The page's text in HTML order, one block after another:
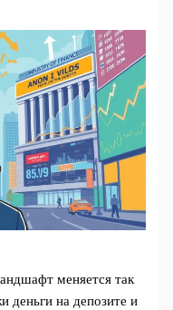
меняется так
деньги на депозите и